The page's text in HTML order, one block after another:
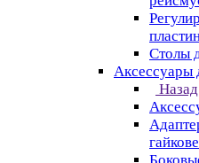
Столы
Аксессуары
Назад